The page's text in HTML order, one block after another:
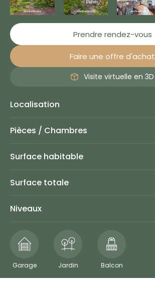
Prendre rendez-vous
Faire une offre d'achat
Visite virtuelle en 3D
Localisation
Pièces / Chambres
Surface habitable
Surface totale
Niveaux
Garage Jardin Balcon